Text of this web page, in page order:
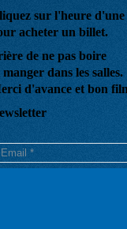
sur l'heure d'une
acheter un billet.
de ne pas boire
dans les salles.
d'avance et bon
email est uniquement